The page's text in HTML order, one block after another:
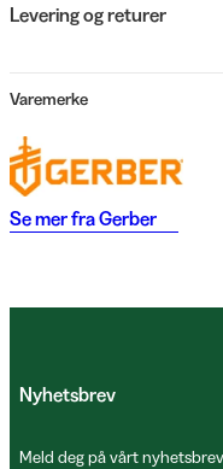
Levering og returer
Varemerke
Se mer fraGerber
Nyhetsbrev
Meld deg på vårt